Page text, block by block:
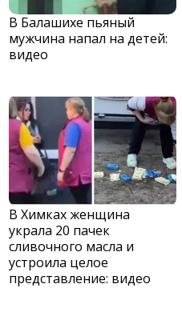
В Балашихе пьяный
мужчина напал на детей:
видео
В Химках женщина
украла 20 пачек
сливочного масла и
устроила целое
представление: видео